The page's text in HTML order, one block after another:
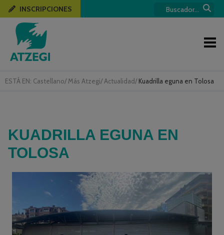
ESTÁ EN: Castellano/ Más Atzegi/ Actualidad/ Kuadrilla eguna en Tolosa
INSCRIPCIONES
KUADRILLA EGUNA EN
TOLOSA